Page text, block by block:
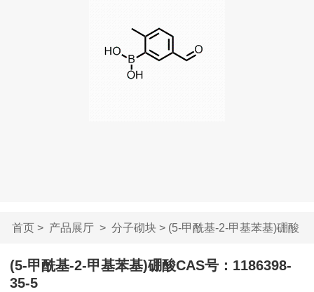
首页> 产品展厅> 分子砌块> (5-甲酰基-2-甲基苯基)硼酸
CAS...
(5-甲酰基-2-甲基苯基)硼酸CAS号：1186398-
35-5